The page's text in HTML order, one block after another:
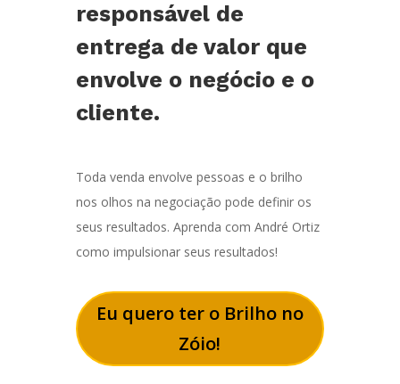
responsável de
entrega de valor que
envolve o negócio e o
cliente.
Toda venda envolve pessoas e o brilho
nos olhos na negociação pode definir os
seus resultados. Aprenda com André Ortiz
como impulsionar seus resultados!
Eu quero ter o Brilho no
Zóio!